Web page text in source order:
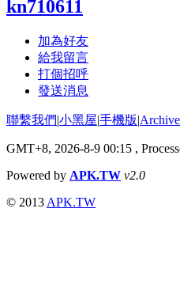
kn710611
加為好友
給我留言
打個招呼
發送消息
聯繫我們|小黑屋|手機版|
GMT+8, 2026-8-9 00:15 ,
Powered by APK.TW v2.0
© 2013 APK.TW